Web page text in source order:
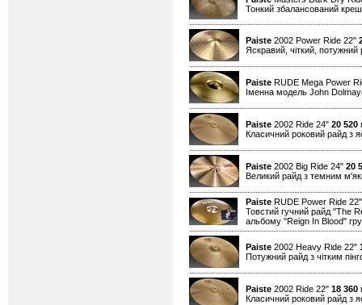
Тонкий збалансований креш
Paiste 2002 Power Ride 22"
Яскравий, чіткий, потужний
Paiste RUDE Mega Power
Іменна модель John
Paiste 2002 Ride 24" 20 520
Класичний роковий райд з
Paiste 2002 Big Ride 24" 20
Великий райд з темним
Paiste RUDE Power Ride
Товстий гучний райд "The
альбому "Reign In Blood"
Paiste 2002 Heavy Ride 22"
Потужний райд з чітким
Paiste 2002 Ride 22" 18 360
Класичний роковий райд з